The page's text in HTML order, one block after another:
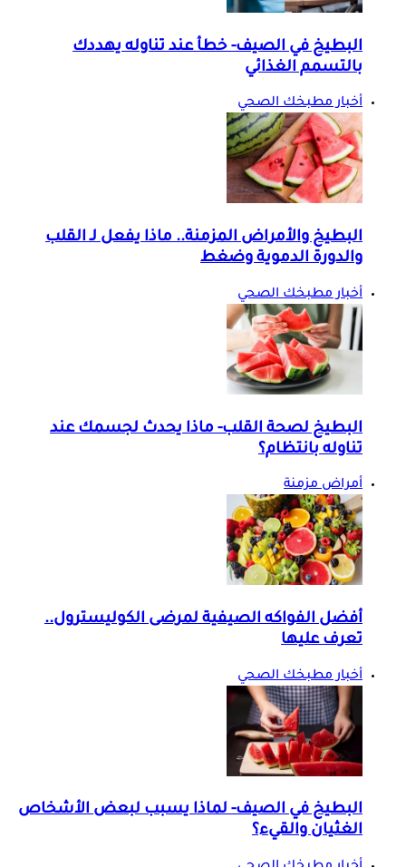
البطيخ في الصيف- خطأ عند تناوله يهددك
بالتسمم الغذائي
أخبار مطبخك الصحي
البطيخ والأمراض المزمنة.. ماذا يفعل لـ القلب
والدورة الدموية وضغط
أخبار مطبخك الصحي
البطيخ لصحة القلب- ماذا يحدث لجسمك عند
تناوله بانتظام؟
أمراض مزمنة
أفضل الفواكه الصيفية لمرضى الكوليسترول..
تعرف عليها
أخبار مطبخك الصحي
البطيخ في الصيف- لماذا يسبب لبعض الأشخاص
الغثيان والقيء؟